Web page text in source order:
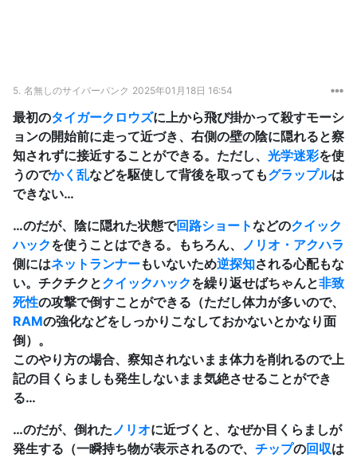
5. 名無しのサイバーパンク 2025年01月18日 16:54
最初のタイガークロウズに上から飛び掛かって殺すモーシ
ョンの開始前に走って近づき、右側の壁の陰に隠れると察
知されずに接近することができる。ただし、 光学迷彩を使
うのでかく乱などを駆使して背後を取ってもグラップルは
できない…
…のだが、陰に隠れた状態で回路ショートなどのクイック
ハックを使うことはできる。もちろん、
ノリオ・アクハラ
側にはネットランナーもいないため逆探知される心配もな
い。チクチクとクイックハックを繰り返せばちゃんと非致
死性の攻撃で倒すことができる（ただし体力が多いので、
RAMの強化などをしっかりこなしておかないとかなり面
倒）。
このやり方の場合、察知されないまま体力を削れるので上
記の目くらましも発生しないまま気絶させることができ
る…
…のだが、倒れた ノリオに近づくと、なぜか目くらましが
発生する（一瞬持ち物が表示されるので、 チップの回収は